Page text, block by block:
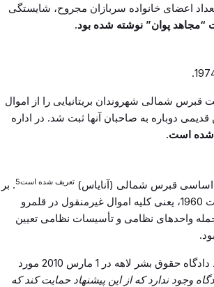
اعضای خانواده سربازان مجروح، شایستگی
“مجاهد پوان” نوشته شده بود.
شمالی شهروندان بریتانیایی را از اموال
دوباره به صاحبان آنها ثبت شد. در اداره
شده است.
تعریف شده است5 . بر
اساس این بند، اموال غیرمنقول متعلق به دولت قبرس قبل از 16 آگوست 1960، یعنی کلیه اموال غیرمنقول در قلمرو
1975 تأسیس شده است، از جمله واحدهای نظامی و تأسیسات نظامی تعیین
که توسط دادگاه حقوق بشر لاهه در 1 مارس 2010 مورد
وجود ندارد که از این پیشنهاد حمایت کند که